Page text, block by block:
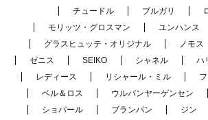
チュードル
ブルガリ
モリッツ・グロスマン
ユンハンス
グラスヒュッテ・オリジナル
ノモス
ゼニス
SEIKO シャネル
ハ
レディース
リシャール・ミル
ベル＆ロス
ウルバンヤーゲンセン
ショパール
ブランパン ジン